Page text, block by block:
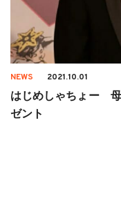
NEWS 2021.10.01
はじめしゃちょー 母
ゼント